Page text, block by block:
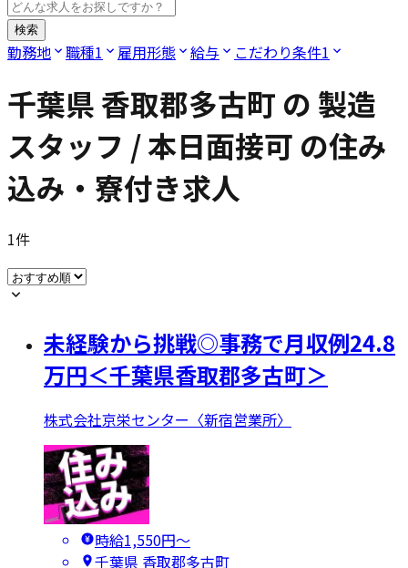
検索
勤務地 職種1 雇用形態 給与 こだわり条件1
千葉県 香取郡多古町 の 製造
スタッフ / 本日面接可 の住み
込み・寮付き求人
1件
未経験から挑戦◎事務で月収例24.8
万円＜千葉県香取郡多古町＞
株式会社京栄センター〈新宿営業所〉
時給1,550円〜
千葉県 香取郡多古町